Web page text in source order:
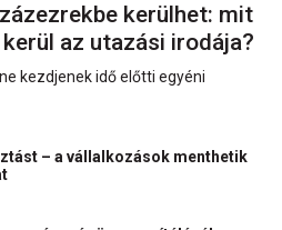
kerülhet: mit
az utazási irodája?
kezdjenek idő előtti egyéni
– a vállalkozások menthetik